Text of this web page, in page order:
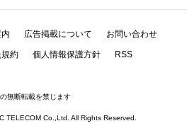
広告掲載について お問い合わせ
約 個人情報保護方針 RSS
無断転載を禁じます
Co.,Ltd. All Rights Reserved.